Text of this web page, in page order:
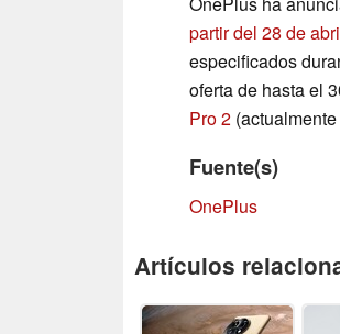
partir del 28 de
especificados
oferta de hasta el
Pro 2
Fuente(s)
OnePlus
Artículos